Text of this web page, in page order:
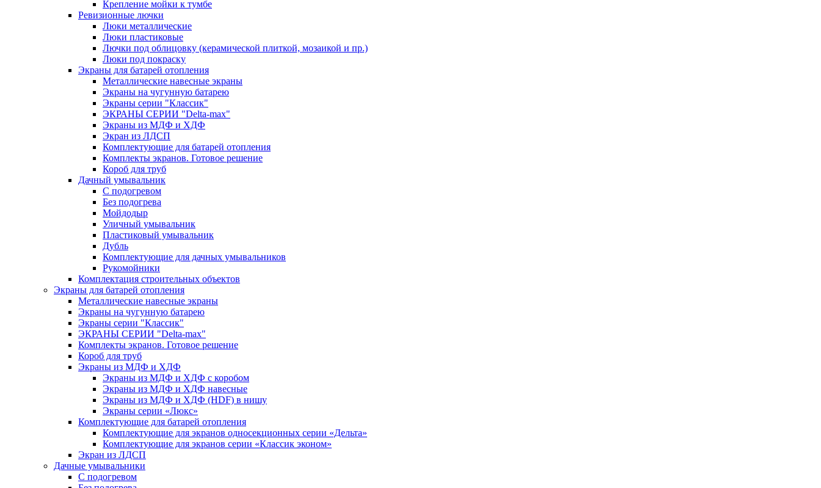
Крепление мойки к тумбе
Ревизионные лючки
Люки металлические
Люки пластиковые
Лючки под облицовку (керамической плиткой, мозаикой и пр.)
Люки под покраску
Экраны для батарей отопления
Металлические навесные экраны
Экраны на чугунную батарею
Экраны серии "Классик"
ЭКРАНЫ СЕРИИ "Delta-max"
Экраны из МДФ и ХДФ
Экран из ЛДСП
Комплектующие для батарей отопления
Комплекты экранов. Готовое решение
Короб для труб
Дачный умывальник
С подогревом
Без подогрева
Мойдодыр
Уличный умывальник
Пластиковый умывальник
Дубль
Комплектующие для дачных умывальников
Рукомойники
Комплектация строительных объектов
Экраны для батарей отопления
Металлические навесные экраны
Экраны на чугунную батарею
Экраны серии "Классик"
ЭКРАНЫ СЕРИИ "Delta-max"
Комплекты экранов. Готовое решение
Короб для труб
Экраны из МДФ и ХДФ
Экраны из МДФ и ХДФ с коробом
Экраны из МДФ и ХДФ навесные
Экраны из МДФ и ХДФ (HDF) в нишу
Экраны серии «Люкс»
Комплектующие для батарей отопления
Комплектующие для экранов односекционных серии «Дельта»
Комплектующие для экранов серии «Классик эконом»
Экран из ЛДСП
Дачные умывальники
С подогревом